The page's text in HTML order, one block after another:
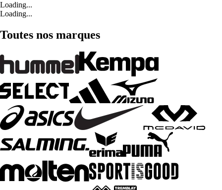
Loading...
Loading...
Toutes nos marques